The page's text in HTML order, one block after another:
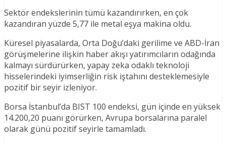
Sektör endekslerinin tümü kazandırırken, en çok
kazandıran yüzde 5,77 ile metal eşya makina oldu.
Küresel piyasalarda, Orta Doğu’daki gerilime ve ABD-İran
görüşmelerine ilişkin haber akışı yatırımcıların odağında
kalmayı sürdürürken, yapay zeka odaklı teknoloji
hisselerindeki iyimserliğin risk iştahını desteklemesiyle
pozitif bir seyir izleniyor.
Borsa İstanbul’da BIST 100 endeksi, gün içinde en yüksek
14.200,20 puanı görürken, Avrupa borsalarına paralel
olarak günü pozitif seyirle tamamladı.